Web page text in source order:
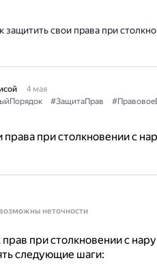
защитить свои права при
4 мая
#ЗащитаПрав
права при столкновении с
неточности
при столкновении с
следующие шаги: